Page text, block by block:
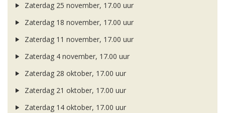
Zaterdag 25 november, 17.00 uur
Zaterdag 18 november, 17.00 uur
Zaterdag 11 november, 17.00 uur
Zaterdag 4 november, 17.00 uur
Zaterdag 28 oktober, 17.00 uur
Zaterdag 21 oktober, 17.00 uur
Zaterdag 14 oktober, 17.00 uur